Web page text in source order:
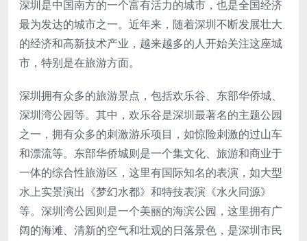
深圳是中国南方的一个富有活力的城市，也是全国经济
最为发达的城市之一。近年来，随着深圳不断发展壮大
的经济和高新技术产业，越来越多的人开始关注这座城
市，特别是在旅游方面。
深圳拥有众多的旅游景点，包括欢乐谷、东部华侨城、
深圳湾公园等。其中，欢乐谷是深圳最著名的主题公园
之一，拥有众多的刺激游乐项目，如惊险刺激的过山车
和漂流等。东部华侨城则是一个集文化、旅游和商业于
一体的综合性旅游区，这里有国际知名的表演，如大型
水上实景演出《梦幻水都》和特技表演《水火同源》
等。深圳湾公园则是一个美丽的海滨公园，这里拥有广
阔的海滩、清新的空气和壮观的日落景色，是深圳市民